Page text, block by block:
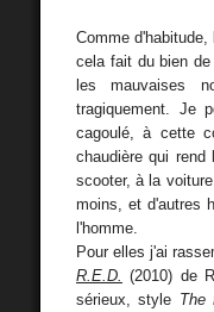
Comme
cela fait du bien
les mauvaises
tragiquement. Je
cagoulé, à cette
chaudière qui
scooter, à la
moins, et d'autres
l'homme.
Pour elles j'ai
R.E.D.
(2010) de
sérieux, style The